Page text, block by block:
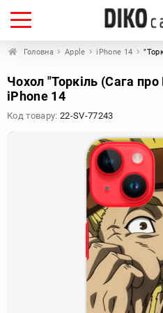
Головна Apple iPhone 14
Чохол "Торкіль (Сага
iPhone 14
Код товару: 22-SV-77243